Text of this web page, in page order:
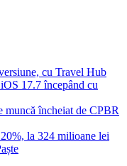
cu Travel Hub
17.7 începând cu
încheiat de CPBR
la 324 milioane lei